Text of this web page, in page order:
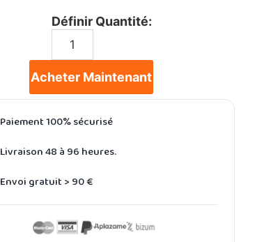
Définir Quantité:
Acheter Maintenant
Paiement 100% sécurisé
Livraison 48 à 96 heures.
Envoi gratuit > 90 €